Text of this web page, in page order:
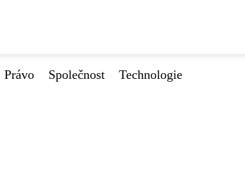
Právo Společnost Technologie